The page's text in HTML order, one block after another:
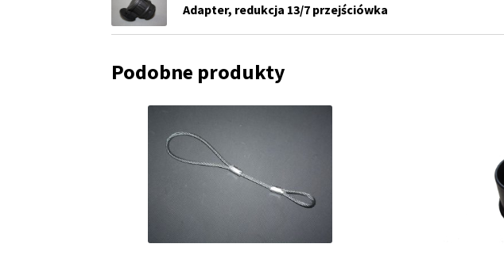
Adapter, redukcja 13/7 przejściówka
Podobne produkty